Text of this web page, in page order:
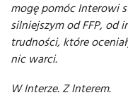
mogę pomóc Interowi
silniejszym od FFP, od
trudności, które
nic warci.
W Interze. Z Interem.